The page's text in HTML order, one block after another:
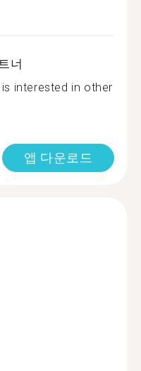
너
interested in other
앱 다운로드